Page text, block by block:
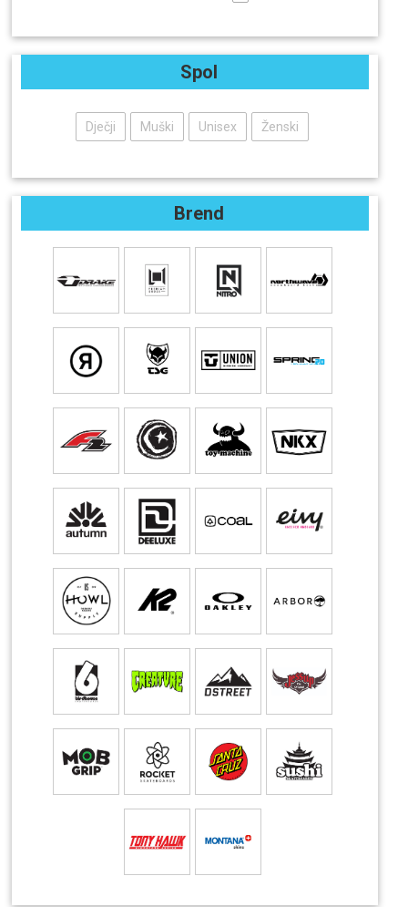
Spol
Dječji Muški Unisex Ženski
Brend